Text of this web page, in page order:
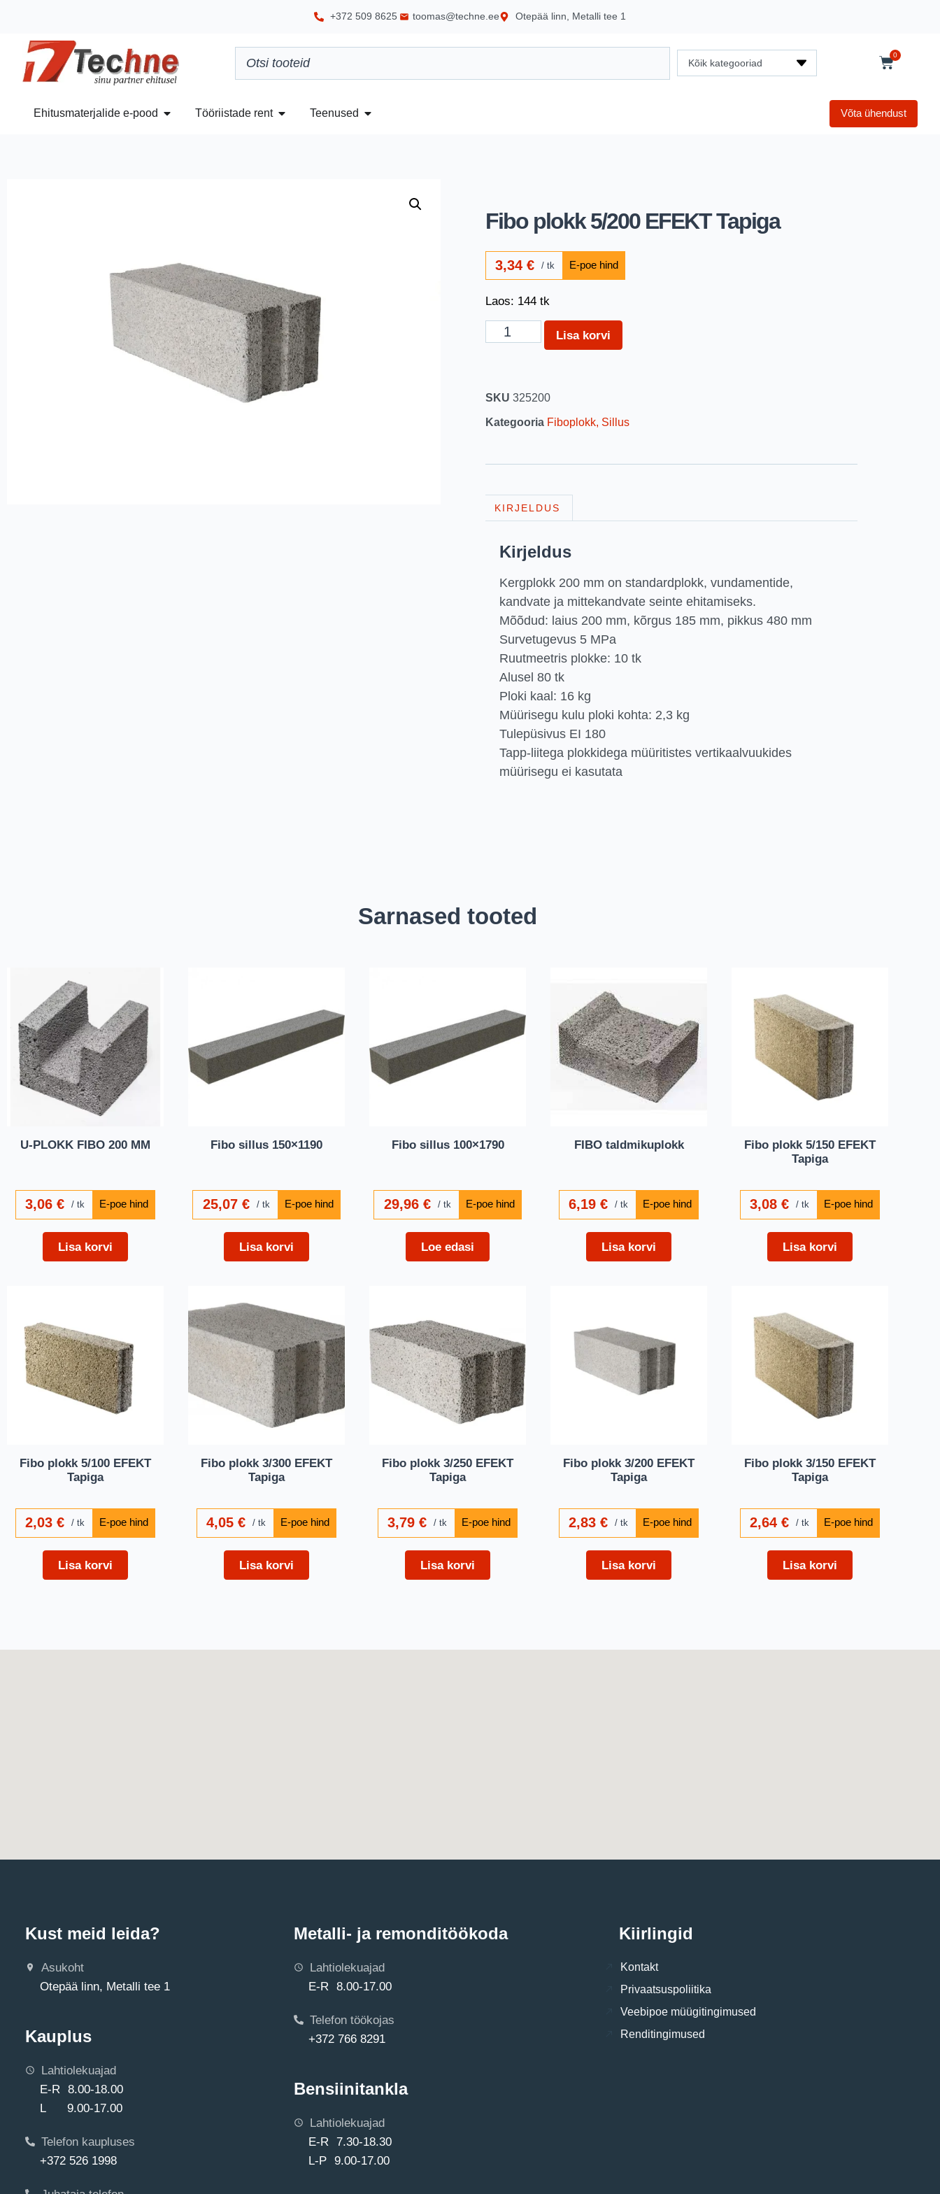
+372 509 8625 toomas@techne.ee Otepää linn, Metalli tee 1
Kõik kategooriad
0
Ehitusmaterjalide e-pood Tööriistade rent Teenused Võta ühendust
Fibo plokk 5/200 EFEKT Tapiga
3,34€ tk
Laos: 144 tk
Lisa korvi
SKU 325200
Kategooria Fiboplokk, Sillus
KIRJELDUS
Kirjeldus
Kergplokk 200 mm on standardplokk, vundamentide,
kandvate ja mittekandvate seinte ehitamiseks.
Mõõdud: laius 200 mm, kõrgus 185 mm, pikkus 480 mm
Survetugevus 5 MPa
Ruutmeetris plokke: 10 tk
Alusel 80 tk
Ploki kaal: 16 kg
Müürisegu kulu ploki kohta: 2,3 kg
Tulepüsivus EI 180
Tapp-liitega plokkidega müüritistes vertikaalvuukides
müürisegu ei kasutata
Sarnased tooted
U-PLOKK FIBO 200 MM
3,06€ tk
Lisa korvi
Fibo sillus 150×1190
25,07 € tk
Lisa korvi
Fibo sillus 100×1790
29,96 € tk
Loe edasi
FIBO taldmikuplokk
6,19€ tk
Lisa korvi
Fibo plokk 5/150 EFEKT
Tapiga
3,08€ tk
Lisa korvi
Fibo plokk 5/100 EFEKT
Tapiga
2,03€ tk
Lisa korvi
Fibo plokk 3/300 EFEKT
Tapiga
4,05€ tk
Lisa korvi
Fibo plokk 3/250 EFEKT
Tapiga
3,79€ tk
Lisa korvi
Fibo plokk 3/200 EFEKT
Tapiga
2,83€ tk
Lisa korvi
Fibo plokk 3/150 EFEKT
Tapiga
2,64€ tk
Lisa korvi
Kust meid leida?
Asukoht
Otepää linn, Metalli tee 1
Kauplus
Lahtiolekuajad
E-R 8.00-18.00
L 9.00-17.00
Telefon kaupluses
+372 526 1998
Metalli- ja remonditöökoda
Lahtiolekuajad
E-R 8.00-17.00
Telefon töökojas
+372 766 8291
Bensiinitankla
Lahtiolekuajad
E-R 7.30-18.30
L-P 9.00-17.00
Kiirlingid
Kontakt
Privaatsuspoliitika
Veebipoe müügitingimused
Renditingimused